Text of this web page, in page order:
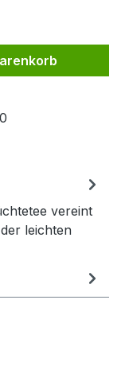
vereint
leichten